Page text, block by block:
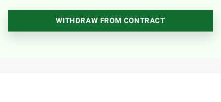
WITHDRAW FROM CONTRACT